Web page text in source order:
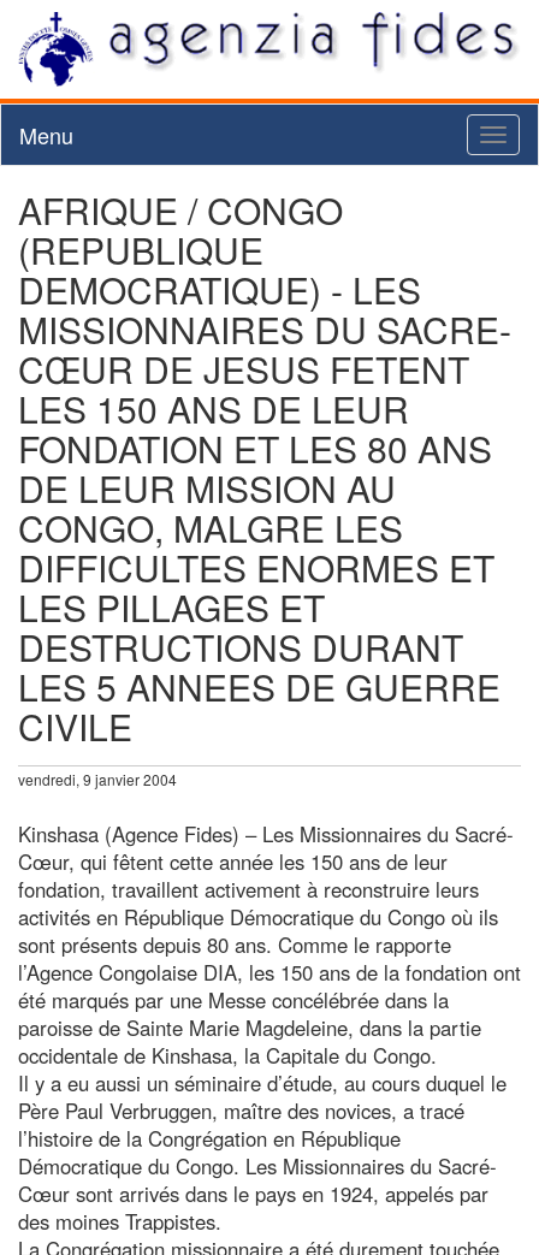
Menu
AFRIQUE / CONGO
(REPUBLIQUE
DEMOCRATIQUE) - LES
MISSIONNAIRES DU SACRE-
CŒUR DE JESUS FETENT
LES 150 ANS DE LEUR
FONDATION ET LES 80 ANS
DE LEUR MISSION AU
CONGO, MALGRE LES
DIFFICULTES ENORMES ET
LES PILLAGES ET
DESTRUCTIONS DURANT
LES 5 ANNEES DE GUERRE
CIVILE
vendredi, 9 janvier 2004
Kinshasa (Agence Fides) – Les Missionnaires du Sacré-
Cœur, qui fêtent cette année les 150 ans de leur
fondation, travaillent activement à reconstruire leurs
activités en République Démocratique du Congo où ils
sont présents depuis 80 ans. Comme le rapporte
l’Agence Congolaise DIA, les 150 ans de la fondation ont
été marqués par une Messe concélébrée dans la
paroisse de Sainte Marie Magdeleine, dans la partie
occidentale de Kinshasa, la Capitale du Congo.
Il y a eu aussi un séminaire d’étude, au cours duquel le
Père Paul Verbruggen, maître des novices, a tracé
l’histoire de la Congrégation en République
Démocratique du Congo. Les Missionnaires du Sacré-
Cœur sont arrivés dans le pays en 1924, appelés par
des moines Trappistes.
La Congrégation missionnaire a été durement touchée